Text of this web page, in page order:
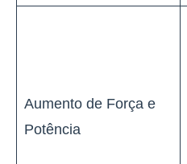
Aumento de Força e
Potência